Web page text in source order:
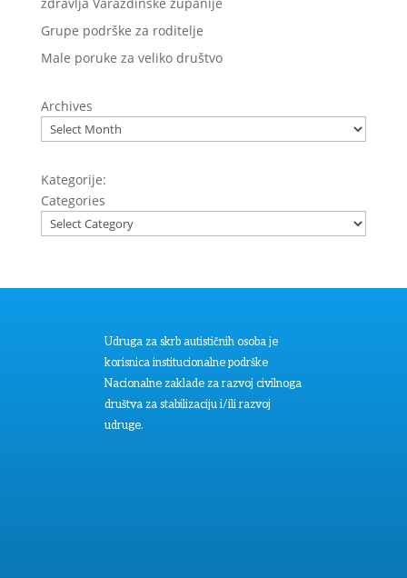
Grupe podrške za roditelje
Male poruke za veliko društvo
Archives
Kategorije:
Categories
Udruga za skrb autističnih osoba je
korisnica institucionalne podrške
Nacionalne zaklade za razvoj civilnoga
društva za stabilizaciju i/ili razvoj
udruge.